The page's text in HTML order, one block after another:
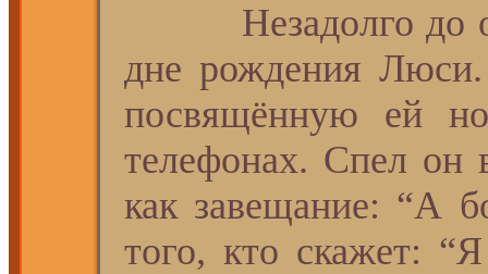
Незадолго до
дне рождения
посвящённую ей
телефонах. Спел он
как завещание: “А
того, кто скажет: